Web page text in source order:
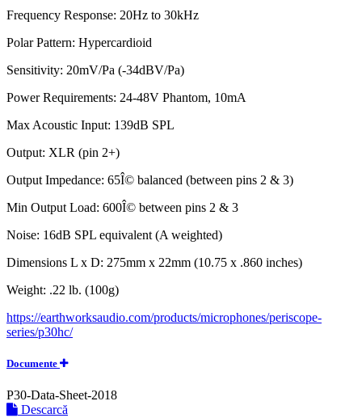
Frequency Response: 20Hz to 30kHz
Polar Pattern: Hypercardioid
Sensitivity: 20mV/Pa (-34dBV/Pa)
Power Requirements: 24-48V Phantom, 10mA
Max Acoustic Input: 139dB SPL
Output: XLR (pin 2+)
Output Impedance: 65Î© balanced (between pins 2 & 3)
Min Output Load: 600Î© between pins 2 & 3
Noise: 16dB SPL equivalent (A weighted)
Dimensions L x D: 275mm x 22mm (10.75 x .860 inches)
Weight: .22 lb. (100g)
https://earthworksaudio.com/products/microphones/periscope-
series/p30hc/
Documente
P30-Data-Sheet-2018
Descarcă